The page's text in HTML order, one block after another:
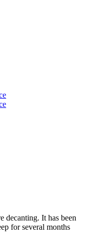
decanting. It has been
for several months